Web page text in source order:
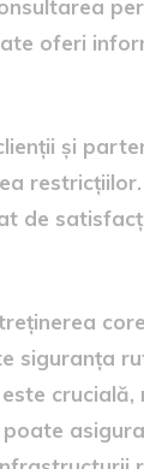
oferi
și
de
siguranța
crucială,